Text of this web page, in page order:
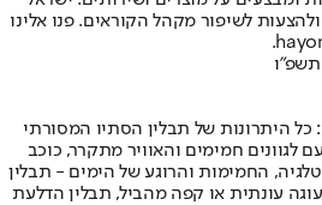
לשיפור מקהל הקוראים. פנו אלינו
תשפ"ו
היתרונות של תבלין הסתיו המסורתי
חמימים והאוויר מתקרר, כוכב
החמימות והרוגע של הימים - תבלין
עונתית או קפה מהביל, תבלין הדלעת